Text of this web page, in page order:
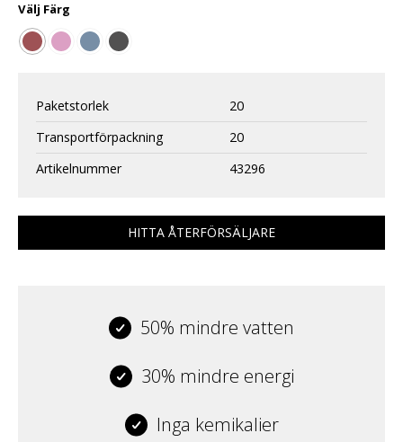
Välj Färg
Paketstorlek
20
Transportförpackning
20
Artikelnummer
43296
HITTA ÅTERFÖRSÄLJARE
50% mindre vatten
30% mindre energi
Inga kemikalier